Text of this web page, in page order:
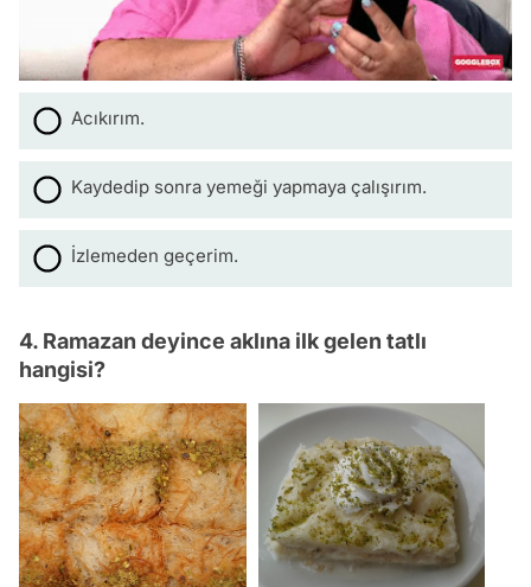
Acıkırım.
Kaydedip sonra yemeği yapmaya çalışırım.
İzlemeden geçerim.
4. Ramazan deyince aklına ilk gelen tatlı
hangisi?